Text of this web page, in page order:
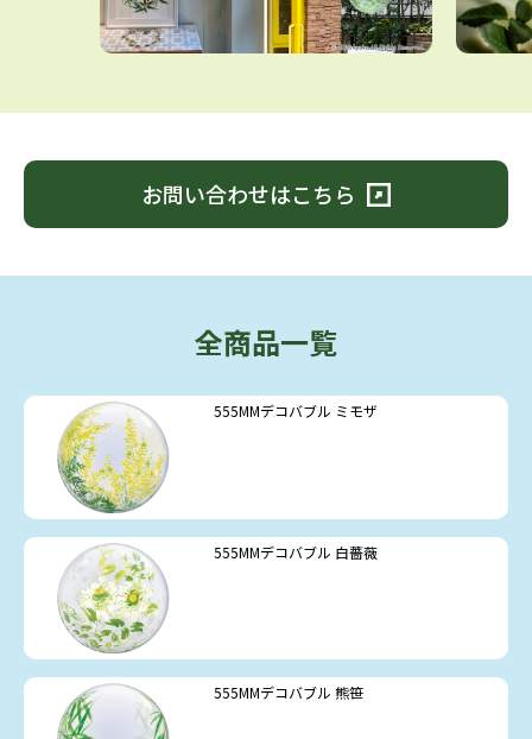
お問い合わせはこちら
全商品一覧
555MMデコバブル ミモザ
555MMデコバブル 白薔薇
555MMデコバブル 熊笹